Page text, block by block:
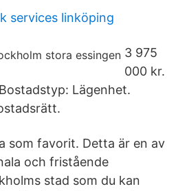
services linköping
3 975
000 kr.
Lägenhet.
som favorit. Detta är en av
och fristående
stad som du kan